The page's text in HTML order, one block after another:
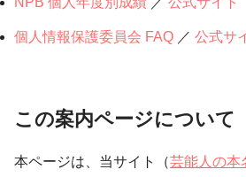
個人情報保護委員会 FAQ ／ 公式サ
この案内ページについて
本ページは、当サイト（芸能人の本